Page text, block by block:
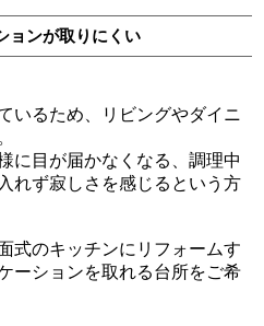
ンが取りにくい
いるため、リビングやダイニ
に目が届かなくなる、調理中
れず寂しさを感じるという方
式のキッチンにリフォームす
ーションを取れる台所をご希